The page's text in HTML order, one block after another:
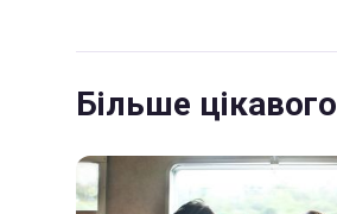
Більше цікавого